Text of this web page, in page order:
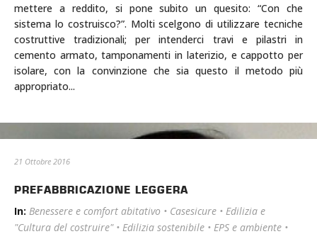
mettere a reddito, si pone subito un quesito: “Con che
sistema lo costruisco?”. Molti scelgono di utilizzare tecniche
costruttive tradizionali; per intenderci travi e pilastri in
cemento armato, tamponamenti in laterizio, e cappotto per
isolare, con la convinzione che sia questo il metodo più
appropriato...
21 Ottobre 2016
PREFABBRICAZIONE LEGGERA
In: Benessere e comfort abitativo • Casesicure • Edilizia e
"Cultura del costruire"• Edilizia sostenibile • EPS e ambiente •